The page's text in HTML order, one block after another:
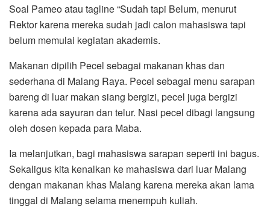
Soal Pameo atau tagline “Sudah tapi Belum, menurut
Rektor karena mereka sudah jadi calon mahasiswa tapi
belum memulai kegiatan akademis.
Makanan dipilih Pecel sebagai makanan khas dan
sederhana di Malang Raya. Pecel sebagai menu sarapan
bareng di luar makan siang bergizi, pecel juga bergizi
karena ada sayuran dan telur. Nasi pecel dibagi langsung
oleh dosen kepada para Maba.
Ia melanjutkan, bagi mahasiswa sarapan seperti ini bagus.
Sekaligus kita kenalkan ke mahasiswa dari luar Malang
dengan makanan khas Malang karena mereka akan lama
tinggal di Malang selama menempuh kuliah.